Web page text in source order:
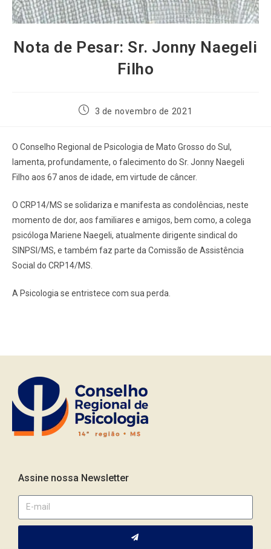
Nota de Pesar: Sr. Jonny Naegeli
Filho
3 de novembro de 2021
O Conselho Regional de Psicologia de Mato Grosso do Sul,
lamenta, profundamente, o falecimento do Sr. Jonny Naegeli
Filho aos 67 anos de idade, em virtude de câncer.
O CRP14/MS se solidariza e manifesta as condolências, neste
momento de dor, aos familiares e amigos, bem como, a colega
psicóloga Mariene Naegeli, atualmente dirigente sindical do
SINPSI/MS, e também faz parte da Comissão de Assistência
Social do CRP14/MS.
A Psicologia se entristece com sua perda.
Assine nossa Newsletter